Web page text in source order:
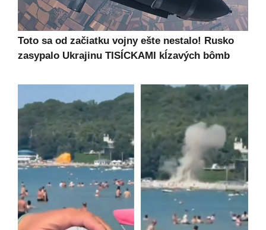
Toto sa od začiatku vojny ešte nestalo! Rusko
zasypalo Ukrajinu TISÍCKAMI kĺzavých bômb